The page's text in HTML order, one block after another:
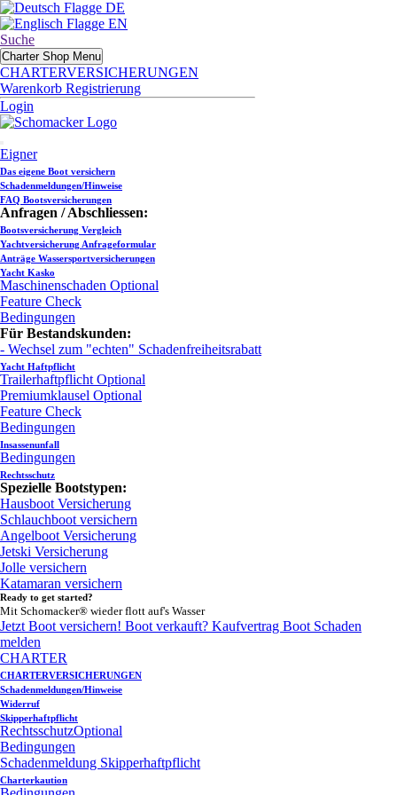
DE
EN
Suche
Charter Shop Menu
CHARTERVERSICHERUNGEN
Warenkorb Registrierung
Login
Eigner
Das eigene Boot versichern
Schadenmeldungen/Hinweise
FAQ Bootsversicherungen
Anfragen / Abschliessen:
Bootsversicherung Vergleich
Yachtversicherung Anfrageformular
Anträge Wassersportversicherungen
Yacht Kasko
Maschinenschaden Optional
Feature Check
Bedingungen
Für Bestandskunden:
- Wechsel zum "echten" Schadenfreiheitsrabatt
Yacht Haftpflicht
Trailerhaftpflicht Optional
Premiumklausel Optional
Feature Check
Bedingungen
Insassenunfall
Bedingungen
Rechtsschutz
Spezielle Bootstypen:
Hausboot Versicherung
Schlauchboot versichern
Angelboot Versicherung
Jetski Versicherung
Jolle versichern
Katamaran versichern
Ready to get started?
Mit Schomacker® wieder flott auf's Wasser
Jetzt Boot versichern! Boot verkauft? Kaufvertrag Boot Schaden
melden
CHARTER
CHARTERVERSICHERUNGEN
Schadenmeldungen/Hinweise
Widerruf
Skipperhaftpflicht
RechtsschutzOptional
Bedingungen
Schadenmeldung Skipperhaftpflicht
Charterkaution